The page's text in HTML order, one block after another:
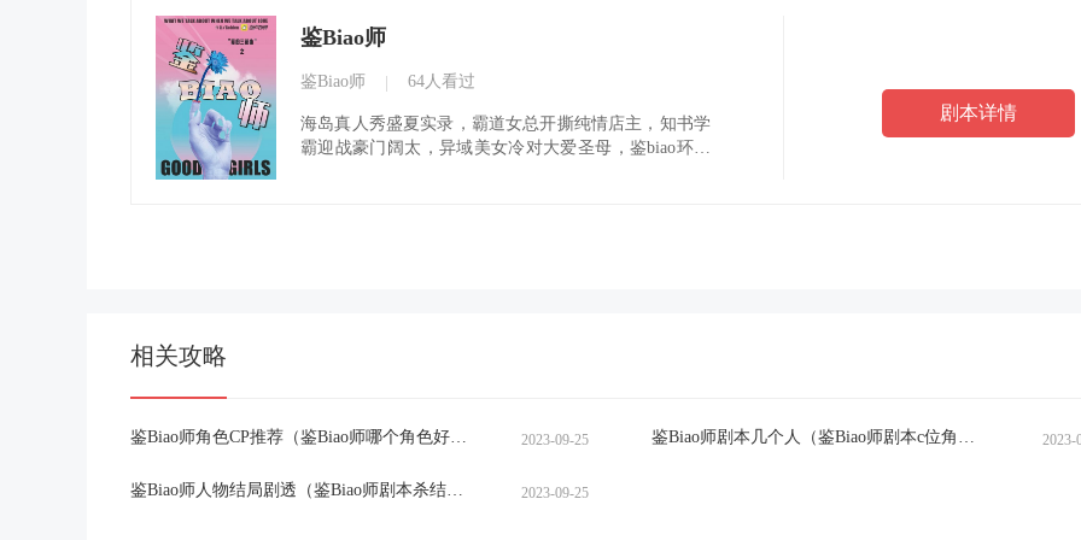
鉴Biao师
鉴Biao师 64人看过
海岛真人秀盛夏实录，霸道女总开撕纯情店主，知书学
霸迎战豪门阔太，异域美女冷对大爱圣母，鉴biao环节
剧本详情
相关攻略
鉴Biao师角色CP推荐（鉴Biao师哪个角色好玩） 2023-09-25 鉴Biao师剧本几个人（鉴Biao师剧本c位角色） 2023-
鉴Biao师人物结局剧透（鉴Biao师剧本杀结局复盘） 2023-09-25